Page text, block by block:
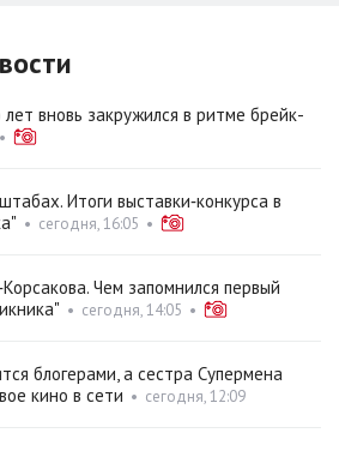
лет вновь закружился в ритме брейк-
•
Итоги выставки‑конкурса в
• сегодня, 16:05 •
Чем запомнился первый
• сегодня, 14:05 •
блогерами, а сестра Супермена
кино в сети • сегодня, 12:09